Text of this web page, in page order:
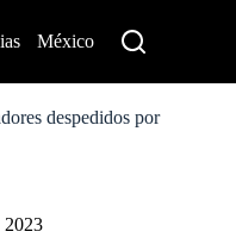
México
despedidos por
2023